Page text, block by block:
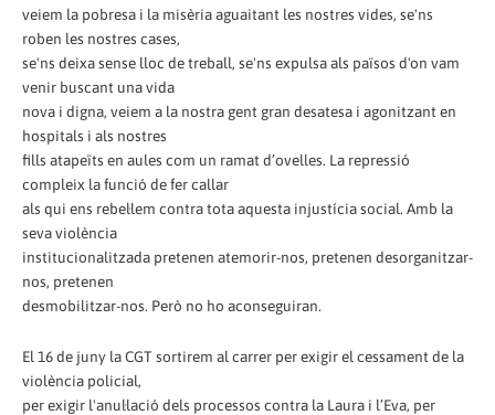
veiem la pobresa i la misèria aguaitant les nostres vides, se'ns
roben les nostres cases,
se'ns deixa sense lloc de treball, se'ns expulsa als països d'on vam
venir buscant una vida
nova i digna, veiem a la nostra gent gran desatesa i agonitzant en
hospitals i als nostres
fills atapeïts en aules com un ramat d’ovelles. La repressió
compleix la funció de fer callar
als qui ens rebel·lem contra tota aquesta injustícia social. Amb la
seva violència
institucionalitzada pretenen atemorir-nos, pretenen desorganitzar-
nos, pretenen
desmobilitzar-nos. Però no ho aconseguiran.
El 16 de juny la CGT sortirem al carrer per exigir el cessament de la
violència policial,
per exigir l'anul·lació dels processos contra la Laura i l’Eva, per